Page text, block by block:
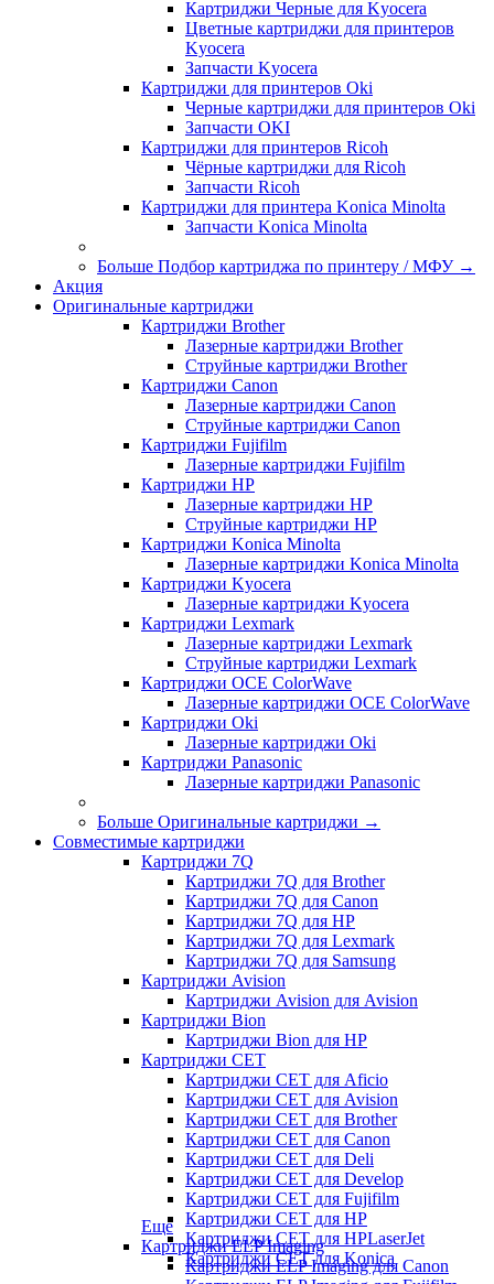
Картриджи Черные для Kyocera
Цветные картриджи для принтеров
Kyocera
Запчасти Kyocera
Картриджи для принтеров Oki
Черные картриджи для принтеров Oki
Запчасти OKI
Картриджи для принтеров Ricoh
Чёрные картриджи для Ricoh
Запчасти Ricoh
Картриджи для принтера Konica Minolta
Запчасти Koniсa Minolta
Больше Подбор картриджа по принтеру / МФУ →
Акция
Оригинальные картриджи
Картриджи Brother
Лазерные картриджи Brother
Струйные картриджи Brother
Картриджи Canon
Лазерные картриджи Canon
Струйные картриджи Canon
Картриджи Fujifilm
Лазерные картриджи Fujifilm
Картриджи HP
Лазерные картриджи HP
Струйные картриджи HP
Картриджи Konica Minolta
Лазерные картриджи Konica Minolta
Картриджи Kyocera
Лазерные картриджи Kyocera
Картриджи Lexmark
Лазерные картриджи Lexmark
Струйные картриджи Lexmark
Картриджи OCE ColorWave
Лазерные картриджи OCE ColorWave
Картриджи Oki
Лазерные картриджи Oki
Картриджи Panasonic
Лазерные картриджи Panasonic
Больше Оригинальные картриджи →
Совместимые картриджи
Картриджи 7Q
Картриджи 7Q для Brother
Картриджи 7Q для Canon
Картриджи 7Q для HP
Картриджи 7Q для Lexmark
Картриджи 7Q для Samsung
Картриджи Avision
Картриджи Avision для Avision
Картриджи Bion
Картриджи Bion для HP
Картриджи CET
Картриджи CET для Aficio
Картриджи CET для Avision
Картриджи CET для Brother
Картриджи CET для Canon
Картриджи CET для Deli
Картриджи CET для Develop
Картриджи CET для Fujifilm
Картриджи CET для HP
Картриджи CET для HPLaserJet
Картриджи CET для Konica
Еще
Картриджи ELP Imaging
Картриджи ELP Imaging для Canon